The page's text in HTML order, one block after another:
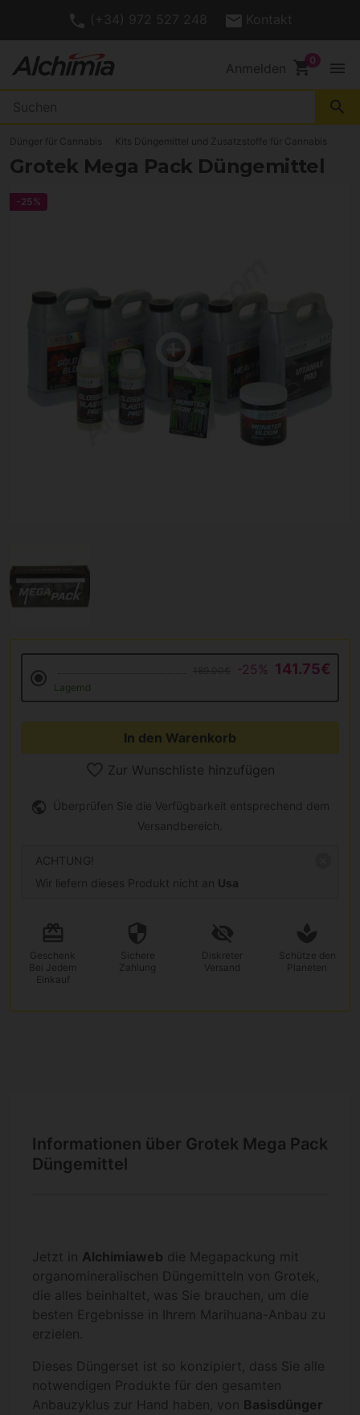
(+34) 972 527 248 Kontakt
Anmelden shopping_cart menu
search
Dünger für Cannabis Kits Düngemittel und Zusatzstoffe für Cannabis
Grotek Mega Pack Düngemittel
-25%
-25% 141.75€
Lagernd
In den Warenkorb
Zur Wunschliste hinzufügen
Überprüfen Sie die Verfügbarkeit entsprechend dem
Versandbereich.
ACHTUNG!
Wir liefern dieses Produkt nicht an Usa
Geschenk
Bei Jedem
Einkauf
Sichere
Zahlung
Diskreter
Versand
Schütze den
Planeten
Informationen über Grotek Mega Pack
Düngemittel
Jetzt in Alchimiaweb die Megapackung mit
organomineralischen Düngemitteln von Grotek,
die alles beinhaltet, was Sie brauchen, um die
besten Ergebnisse in Ihrem Marihuana-Anbau zu
erzielen.
Dieses Düngerset ist so konzipiert, dass Sie alle
notwendigen Produkte für den gesamten
Anbauzyklus zur Hand haben, von Basisdünger